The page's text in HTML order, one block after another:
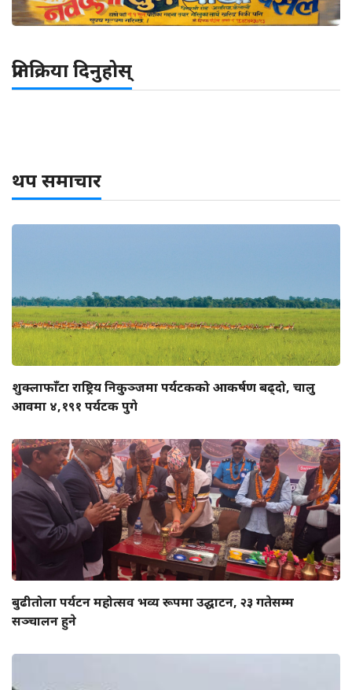
प्रतिक्रिया दिनुहोस्
थप समाचार
शुक्लाफाँटा राष्ट्रिय निकुञ्जमा पर्यटकको आकर्षण बढ्दो, चालु
आवमा ४,१९१ पर्यटक पुगे
बुढीतोला पर्यटन महोत्सव भव्य रूपमा उद्घाटन, २३ गतेसम्म
सञ्चालन हुने